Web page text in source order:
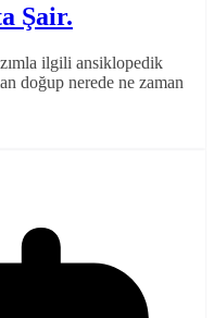
Şair.
ilgili ansiklopedik
doğup nerede ne zaman